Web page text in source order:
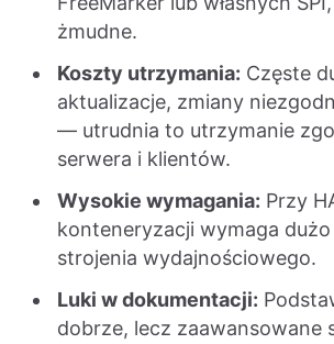
żmudne.
Koszty utrzymania: Częste
aktualizacje, zmiany
— utrudnia to utrzymanie
serwera i klientów.
Wysokie wymagania: Przy
konteneryzacji wymaga dużo
strojenia wydajnościowego.
Luki w dokumentacji:
dobrze, lecz zaawansowane